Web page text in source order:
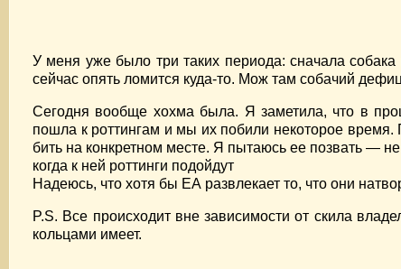
У меня уже было три таких периода: сначала
сейчас опять ломится куда-то. Мож там собачий
Сегодня вообще хохма была. Я заметила, что в
пошла к роттингам и мы их побили некоторое время.
бить на конкретном месте. Я пытаюсь ее позвать —
когда к ней роттинги подойдут
Надеюсь, что хотя бы ЕА развлекает то, что они
P.S. Все происходит вне зависимости от скила
кольцами имеет.